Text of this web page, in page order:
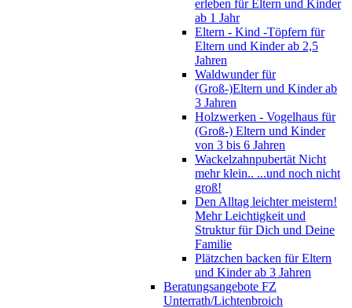
erleben für Eltern und Kinder
ab 1 Jahr
Eltern - Kind -Töpfern für
Eltern und Kinder ab 2,5
Jahren
Waldwunder für
(Groß-)Eltern und Kinder ab
3 Jahren
Holzwerken - Vogelhaus für
(Groß-) Eltern und Kinder
von 3 bis 6 Jahren
Wackelzahnpubertät Nicht
mehr klein.. ...und noch nicht
groß!
Den Alltag leichter meistern!
Mehr Leichtigkeit und
Struktur für Dich und Deine
Familie
Plätzchen backen für Eltern
und Kinder ab 3 Jahren
Beratungsangebote FZ
Unterrath/Lichtenbroich